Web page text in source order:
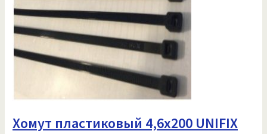
Хомут пластиковый 4,6х200 UNIFIX